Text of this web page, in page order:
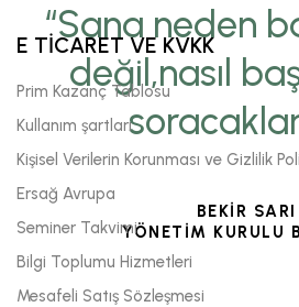
“Sana neden
değil,nasıl
BEKİR SARI
YÖNETİM KURULU
E TİCARET VE KVKK
Prim Kazanç Tablosu
Kullanım şartları
Kişisel Verilerin Korunması ve Gizlilik
Ersağ Avrupa
Seminer Takvimi
Bilgi Toplumu Hizmetleri
Mesafeli Satış Sözleşmesi